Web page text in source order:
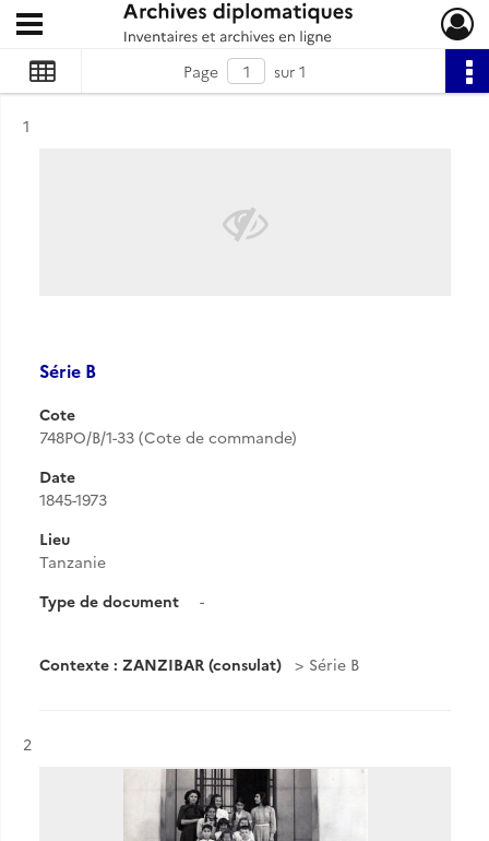
Archives diplomatiques
Ouvrir le menu déroulant
Page sur 1
Résultat n°
1
Série B
Cote
748PO/B/1-33 (Cote de commande)
Date
1845-1973
Lieu
Tanzanie
Type de document
-
Contexte : ZANZIBAR (consulat) Série B
Résultat n°
2